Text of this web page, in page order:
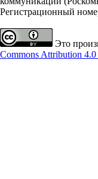
Регистрационный
Это
Commons Attribution 4.0